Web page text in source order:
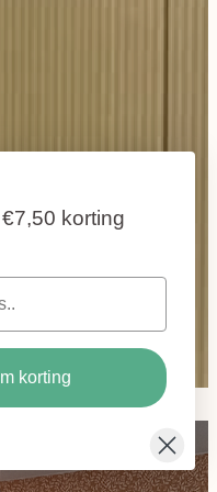
€7,50 korting
korting